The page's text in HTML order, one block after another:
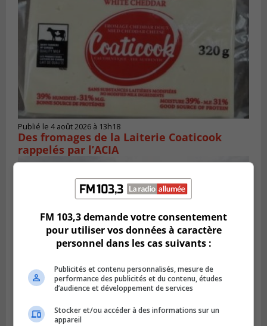
Publié le 4 août 2026 à 13h18
Des fromages de la Laiterie Coaticook
rappelés par l’ACIA
BROSSARD
Publié le 2 août 2026 à 23h04
FM 103,3 demande votre consentement
pour utiliser vos données à caractère
personnel dans les cas suivants :
Publicités et contenu personnalisés, mesure de
performance des publicités et du contenu, études
d’audience et développement de services
Stocker et/ou accéder à des informations sur un
appareil